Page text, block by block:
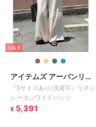
SALE
アイテムズ アーバンリサ
ーチ
『Sサイズあり/洗濯可』リネン
レーヨンワイドパンツ
¥ 5,391